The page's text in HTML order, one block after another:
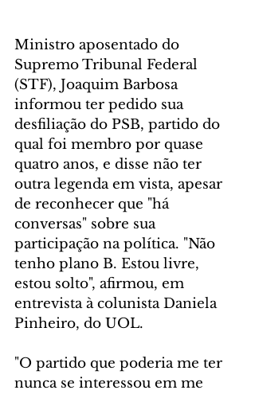
Ministro aposentado do
Supremo Tribunal Federal
(STF), Joaquim Barbosa
informou ter pedido sua
desfiliação do PSB, partido do
qual foi membro por quase
quatro anos, e disse não ter
outra legenda em vista, apesar
de reconhecer que "há
conversas" sobre sua
participação na política. "Não
tenho plano B. Estou livre,
estou solto", afirmou, em
entrevista à colunista Daniela
Pinheiro, do UOL.
"O partido que poderia me ter
nunca se interessou em me